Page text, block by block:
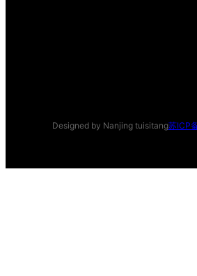
Designed by Nanjing tuisitang苏ICP